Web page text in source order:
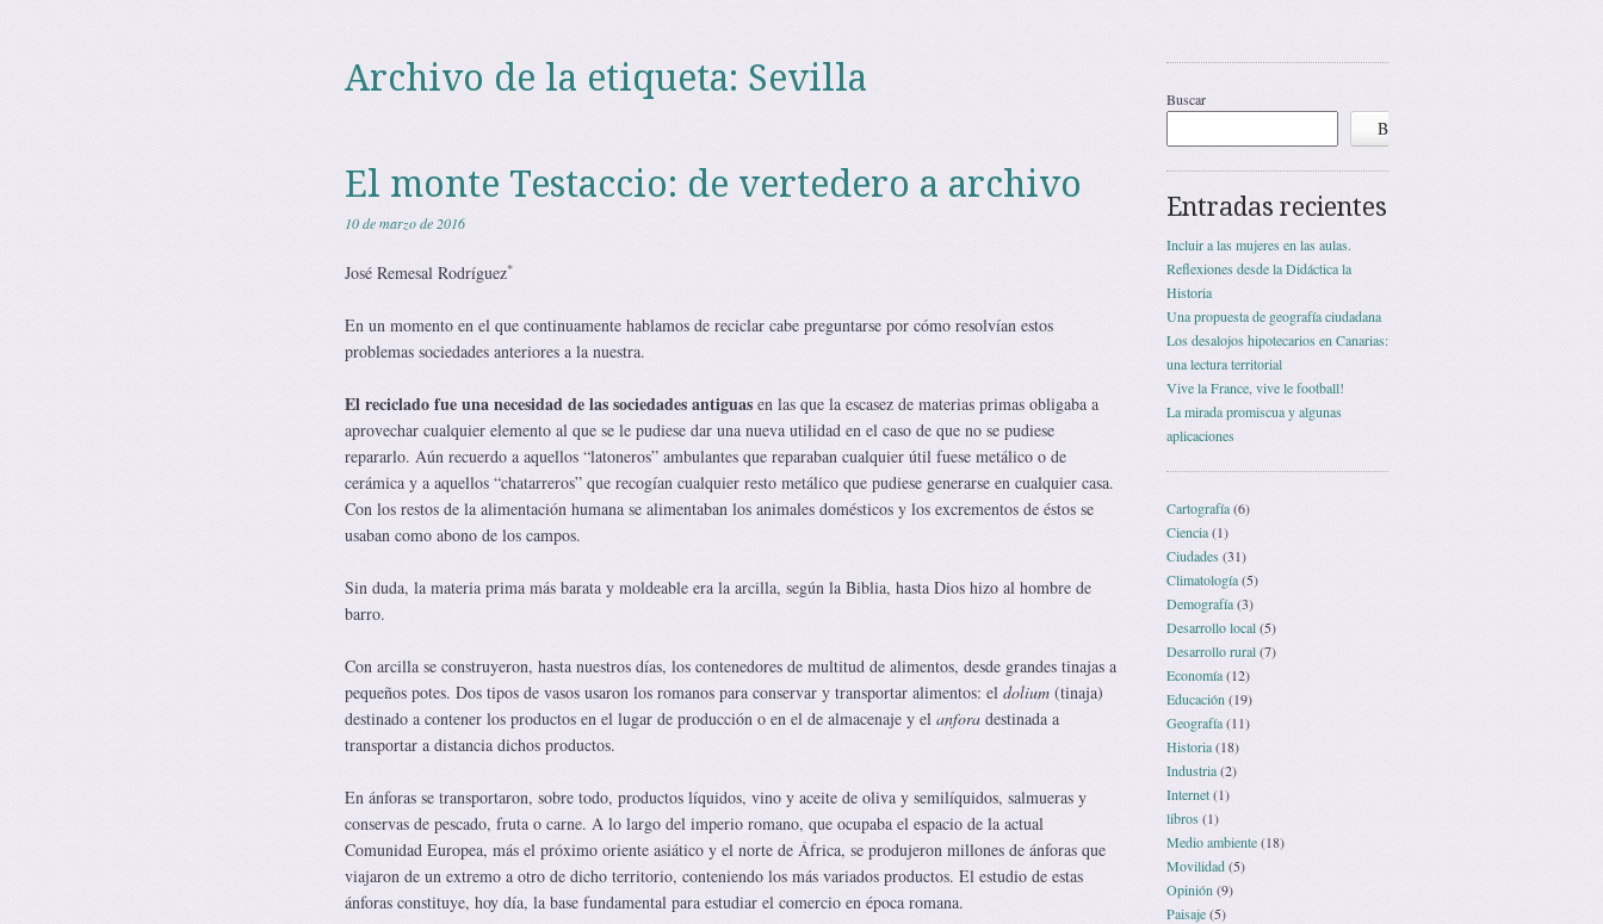
Archivo de la etiqueta: Sevilla
El monte Testaccio: de vertedero a archivo
10 de marzo de 2016
José Remesal Rodríguez*
En un momento en el que continuamente hablamos de reciclar cabe preguntarse por cómo resolvían estos
problemas sociedades anteriores a la nuestra.
El reciclado fue una necesidad de las sociedades antiguasen las que la escasez de materias primas obligaba a
aprovechar cualquier elemento al que se le pudiese dar una nueva utilidad en el caso de que no se pudiese
repararlo. Aún recuerdo a aquellos “latoneros” ambulantes que reparaban cualquier útil fuese metálico o de
cerámica y a aquellos “chatarreros” que recogían cualquier resto metálico que pudiese generarse en cualquier casa.
Con los restos de la alimentación humana se alimentaban los animales domésticos y los excrementos de éstos se
usaban como abono de los campos.
Sin duda, la materia prima más barata y moldeable era la arcilla, según la Biblia, hasta Dios hizo al hombre de
barro.
Con arcilla se construyeron, hasta nuestros días, los contenedores de multitud de alimentos, desde grandes tinajas a
pequeños potes. Dos tipos de vasos usaron los romanos para conservar y transportar alimentos: el dolium(tinaja)
destinado a contener los productos en el lugar de producción o en el de almacenaje y el anforadestinada a
transportar a distancia dichos productos.
En ánforas se transportaron, sobre todo, productos líquidos, vino y aceite de oliva y semilíquidos, salmueras y
conservas de pescado, fruta o carne. A lo largo del imperio romano, que ocupaba el espacio de la actual
Comunidad Europea, más el próximo oriente asiático y el norte de África, se produjeron millones de ánforas que
viajaron de un extremo a otro de dicho territorio, conteniendo los más variados productos. El estudio de estas
ánforas constituye, hoy día, la base fundamental para estudiar el comercio en época romana.
Buscar
Buscar
Entradas recientes
Incluir a las mujeres en las aulas.
Reflexiones desde la Didáctica la
Historia
Una propuesta de geografía ciudadana
Los desalojos hipotecarios en Canarias:
una lectura territorial
Vive la France, vive le football!
La mirada promiscua y algunas
aplicaciones
Cartografía(6)
Ciencia(1)
Ciudades (31)
Climatología(5)
Demografía(3)
Desarrollo local(5)
Desarrollo rural(7)
Economía(12)
Educación (19)
Geografía(11)
Historia(18)
Industria(2)
Internet(1)
libros(1)
Medio ambiente(18)
Movilidad(5)
Opinión (9)
Paisaje(5)